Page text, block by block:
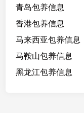
青岛包养信息
香港包养信息
马来西亚包养信息
马鞍山包养信息
黑龙江包养信息